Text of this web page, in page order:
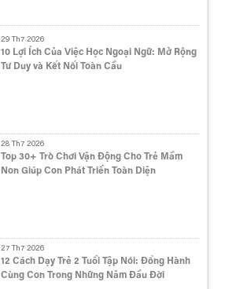
29 Th7 2026
10 Lợi Ích Của Việc Học Ngoại Ngữ: Mở Rộng
Tư Duy và Kết Nối Toàn Cầu
28 Th7 2026
Top 30+ Trò Chơi Vận Động Cho Trẻ Mầm
Non Giúp Con Phát Triển Toàn Diện
27 Th7 2026
12 Cách Dạy Trẻ 2 Tuổi Tập Nói: Đồng Hành
Cùng Con Trong Những Năm Đầu Đời